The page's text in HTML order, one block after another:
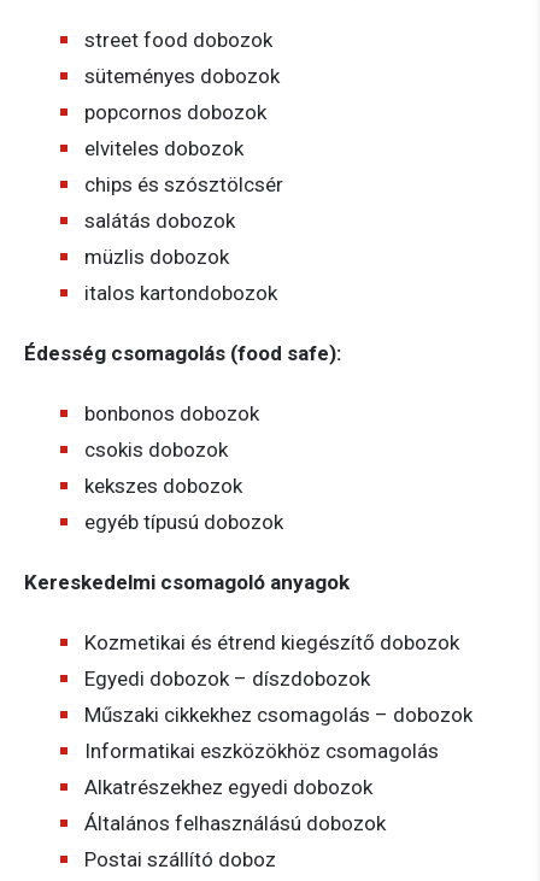
street food dobozok
süteményes dobozok
popcornos dobozok
elviteles dobozok
chips és szósztölcsér
salátás dobozok
müzlis dobozok
italos kartondobozok
Édesség csomagolás (food safe):
bonbonos dobozok
csokis dobozok
kekszes dobozok
egyéb típusú dobozok
Kereskedelmi csomagoló anyagok
Kozmetikai és étrend kiegészítő dobozok
Egyedi dobozok – díszdobozok
Műszaki cikkekhez csomagolás – dobozok
Informatikai eszközökhöz csomagolás
Alkatrészekhez egyedi dobozok
Általános felhasználású dobozok
Postai szállító doboz